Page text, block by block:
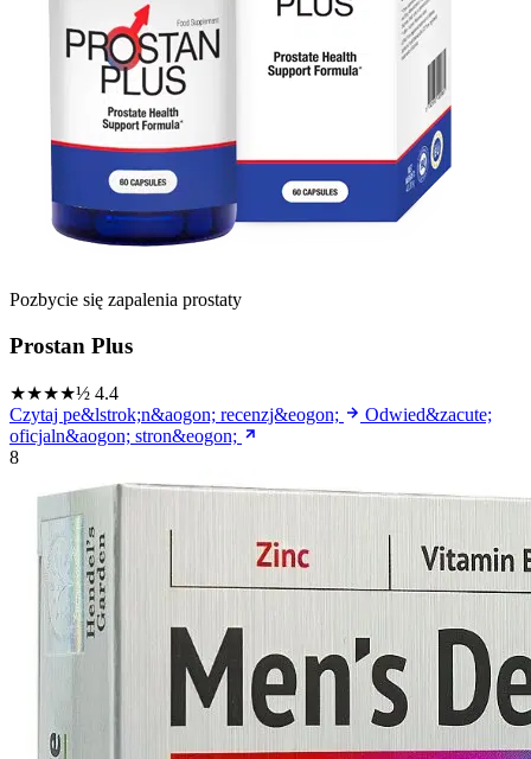
Pozbycie się zapalenia prostaty
Prostan Plus
★★★★½ 4.4
Czytaj pe&lstrok;n&aogon; recenzj&eogon;
Odwied&zacute;
oficjaln&aogon; stron&eogon;
8